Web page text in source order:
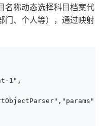
名称动态选择科目档案代
门、个人等），通过映射
1",